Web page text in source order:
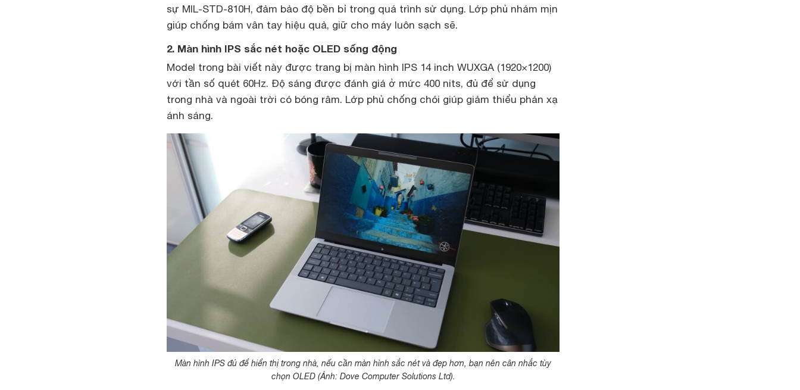
sự MIL-STD-810H, đảm bảo độ bền bỉ trong quá trình sử dụng. Lớp phủ nhám mịn
giúp chống bám vân tay hiệu quả, giữ cho máy luôn sạch sẽ.
2. Màn hình IPS sắc nét hoặc OLED sống động
Model trong bài viết này được trang bị màn hình IPS 14 inch WUXGA (1920×1200)
với tần số quét 60Hz. Độ sáng được đánh giá ở mức 400 nits, đủ để sử dụng
trong nhà và ngoài trời có bóng râm. Lớp phủ chống chói giúp giảm thiểu phản xạ
ánh sáng.
Màn hình IPS đủ để hiển thị trong nhà, nếu cần màn hình sắc nét và đẹp hơn, bạn nên cân nhắc tùy
chọn OLED (Ảnh: Dove Computer Solutions Ltd).